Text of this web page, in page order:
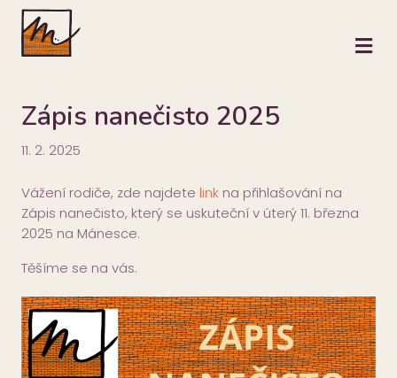
Zápis nanečisto 2025
11. 2. 2025
Vážení rodiče, zde najdete link na přihlašování na
Zápis nanečisto, který se uskuteční v úterý 11. března
2025 na Mánesce.
Těšíme se na vás.